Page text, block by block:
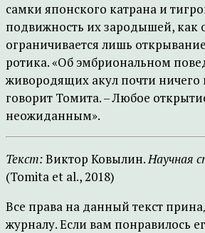
самки японского катрана и
подвижность их зародышей, как
ограничивается лишь
ротика. «Об эмбриональном
живородящих акул почти ничего
говорит Томита. – Любое
неожиданным».
Текст:Виктор Ковылин.Научная
(Tomita et al., 2018)
Все права на данный текст
журналу. Если вам понравилось